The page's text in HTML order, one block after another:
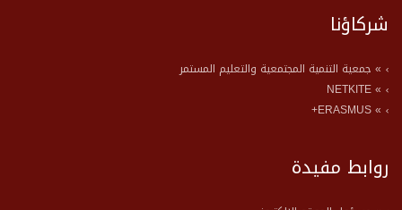
شركاؤنا
» جمعية التنمية المجتمعية والتعليم المستمر
» NETKITE
» ERASMUS+
روابط مفيدة